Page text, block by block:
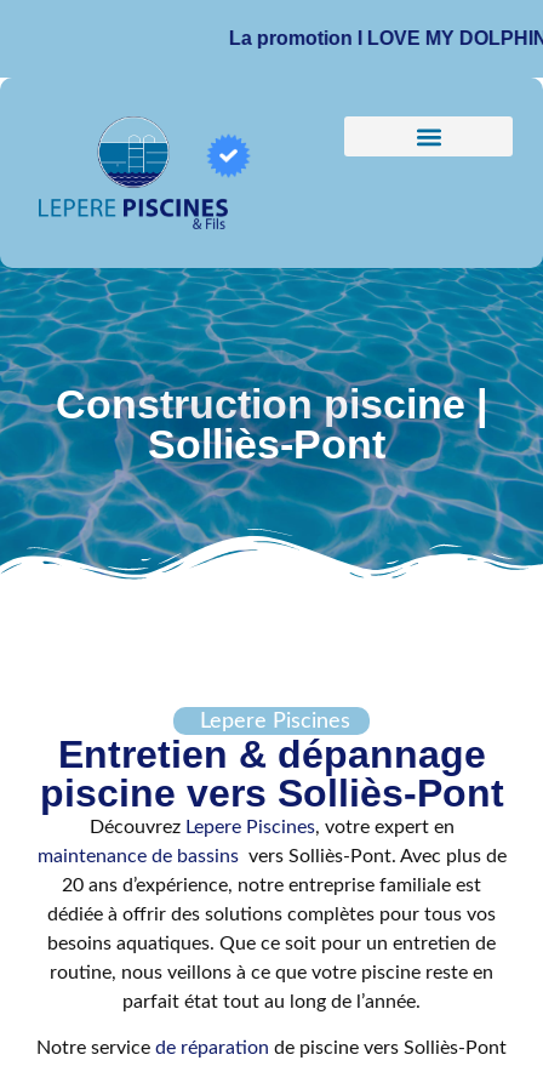
La promotion I LOVE MY DOLPHIN
Construction piscine |
Solliès-Pont
Lepere Piscines
Entretien & dépannage
piscine vers Solliès-Pont
Découvrez Lepere Piscines, votre expert en
maintenance de bassinsvers Solliès-Pont. Avec plus de
20 ans d’expérience, notre entreprise familiale est
dédiée à offrir des solutions complètes pour tous vos
besoins aquatiques. Que ce soit pour un entretien de
routine, nous veillons à ce que votre piscine reste en
parfait état tout au long de l’année.
Notre service de réparation de piscine vers Solliès-Pont